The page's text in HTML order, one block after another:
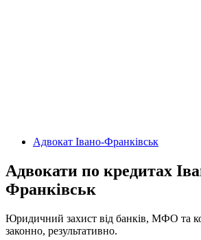
Адвокат Івано-Франківськ
Адвокати по кредитах
Франківськ
Юридичний захист від банків, МФО та
законно, результативно.